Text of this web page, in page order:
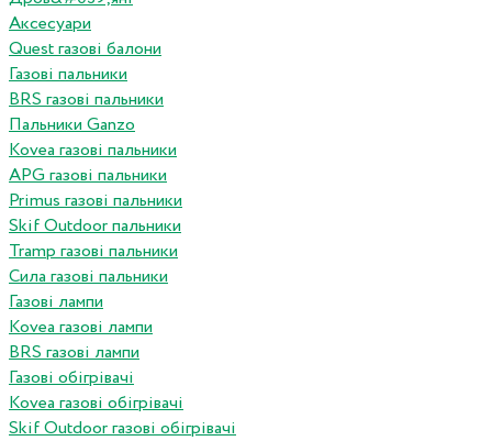
Аксесуари
Quest газові балони
Газові пальники
BRS газові пальники
Пальники Ganzo
Kovea газові пальники
APG газові пальники
Primus газові пальники
Skif Outdoor пальники
Tramp газові пальники
Сила газові пальники
Газові лампи
Kovea газові лампи
BRS газові лампи
Газові обігрівачі
Kovea газові обігрівачі
Skif Outdoor газові обігрівачі